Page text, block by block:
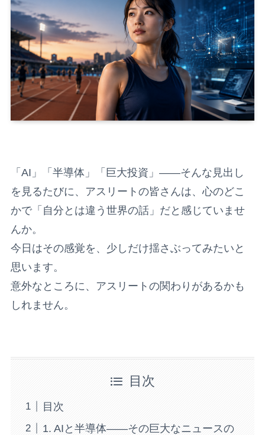
「AI」「半導体」「巨大投資」——そんな見出し
を見るたびに、アスリートの皆さんは、心のどこ
かで「自分とは違う世界の話」だと感じていませ
んか。
今日はその感覚を、少しだけ揺さぶってみたいと
思います。
意外なところに、アスリートの関わりがあるかも
しれません。
目次
目次
1. AIと半導体——その巨大なニュースの